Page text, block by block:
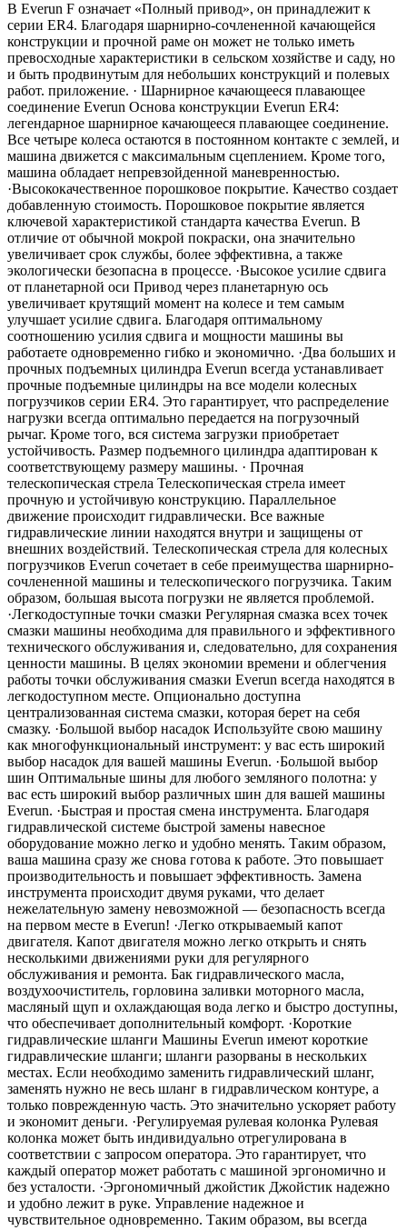
В Everun F означает «Полный привод», он принадлежит к
серии ER4. Благодаря шарнирно-сочлененной качающейся
конструкции и прочной раме он может не только иметь
превосходные характеристики в сельском хозяйстве и саду, но
и быть продвинутым для небольших конструкций и полевых
работ. приложение. · Шарнирное качающееся плавающее
соединение Everun Основа конструкции Everun ER4:
легендарное шарнирное качающееся плавающее соединение.
Все четыре колеса остаются в постоянном контакте с землей, и
машина движется с максимальным сцеплением. Кроме того,
машина обладает непревзойденной маневренностью.
·Высококачественное порошковое покрытие. Качество создает
добавленную стоимость. Порошковое покрытие является
ключевой характеристикой стандарта качества Everun. В
отличие от обычной мокрой покраски, она значительно
увеличивает срок службы, более эффективна, а также
экологически безопасна в процессе. ·Высокое усилие сдвига
от планетарной оси Привод через планетарную ось
увеличивает крутящий момент на колесе и тем самым
улучшает усилие сдвига. Благодаря оптимальному
соотношению усилия сдвига и мощности машины вы
работаете одновременно гибко и экономично. ·Два больших и
прочных подъемных цилиндра Everun всегда устанавливает
прочные подъемные цилиндры на все модели колесных
погрузчиков серии ER4. Это гарантирует, что распределение
нагрузки всегда оптимально передается на погрузочный
рычаг. Кроме того, вся система загрузки приобретает
устойчивость. Размер подъемного цилиндра адаптирован к
соответствующему размеру машины. · Прочная
телескопическая стрела Телескопическая стрела имеет
прочную и устойчивую конструкцию. Параллельное
движение происходит гидравлически. Все важные
гидравлические линии находятся внутри и защищены от
внешних воздействий. Телескопическая стрела для колесных
погрузчиков Everun сочетает в себе преимущества шарнирно-
сочлененной машины и телескопического погрузчика. Таким
образом, большая высота погрузки не является проблемой.
·Легкодоступные точки смазки Регулярная смазка всех точек
смазки машины необходима для правильного и эффективного
технического обслуживания и, следовательно, для сохранения
ценности машины. В целях экономии времени и облегчения
работы точки обслуживания смазки Everun всегда находятся в
легкодоступном месте. Опционально доступна
централизованная система смазки, которая берет на себя
смазку. ·Большой выбор насадок Используйте свою машину
как многофункциональный инструмент: у вас есть широкий
выбор насадок для вашей машины Everun. ·Большой выбор
шин Оптимальные шины для любого земляного полотна: у
вас есть широкий выбор различных шин для вашей машины
Everun. ·Быстрая и простая смена инструмента. Благодаря
гидравлической системе быстрой замены навесное
оборудование можно легко и удобно менять. Таким образом,
ваша машина сразу же снова готова к работе. Это повышает
производительность и повышает эффективность. Замена
инструмента происходит двумя руками, что делает
нежелательную замену невозможной — безопасность всегда
на первом месте в Everun! ·Легко открываемый капот
двигателя. Капот двигателя можно легко открыть и снять
несколькими движениями руки для регулярного
обслуживания и ремонта. Бак гидравлического масла,
воздухоочиститель, горловина заливки моторного масла,
масляный щуп и охлаждающая вода легко и быстро доступны,
что обеспечивает дополнительный комфорт. ·Короткие
гидравлические шланги Машины Everun имеют короткие
гидравлические шланги; шланги разорваны в нескольких
местах. Если необходимо заменить гидравлический шланг,
заменять нужно не весь шланг в гидравлическом контуре, а
только поврежденную часть. Это значительно ускоряет работу
и экономит деньги. ·Регулируемая рулевая колонка Рулевая
колонка может быть индивидуально отрегулирована в
соответствии с запросом оператора. Это гарантирует, что
каждый оператор может работать с машиной эргономично и
без усталости. ·Эргономичный джойстик Джойстик надежно
и удобно лежит в руке. Управление надежное и
чувствительное одновременно. Таким образом, вы всегда